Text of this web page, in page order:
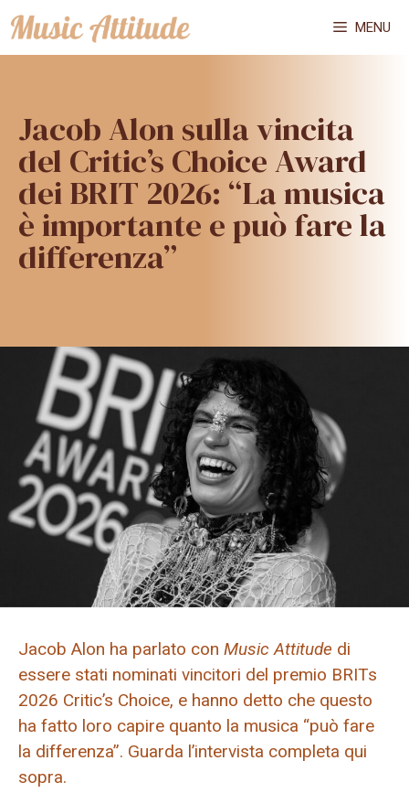
Vai
al
MENU
Jacob Alon sulla vincita
del Critic’s Choice Award
dei BRIT 2026: “La musica
è importante e può fare la
differenza”
Jacob Alon ha parlato con Music Attitude di
essere stati nominati vincitori del premio BRITs
2026 Critic’s Choice, e hanno detto che questo
ha fatto loro capire quanto la musica “può fare
la differenza”. Guarda l’intervista completa qui
sopra.